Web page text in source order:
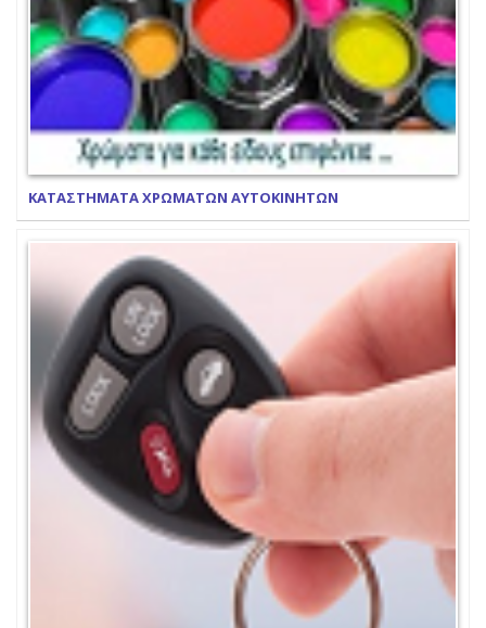
ΚΑΤΑΣΤΗΜΑΤΑ ΧΡΩΜΑΤΩΝ ΑΥΤΟΚΙΝΗΤΩΝ